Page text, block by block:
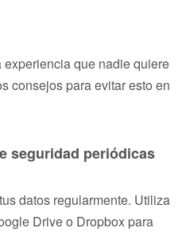
que nadie quiere
consejos para evitar esto en
seguridad periódicas
datos regularmente. Utiliza
Drive o Dropbox para